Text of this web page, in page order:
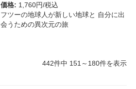
価格: 1,760円/税込
フツーの地球人が新しい地球と 自分に出
会うための異次元の旅
442件中 151～180件を表示